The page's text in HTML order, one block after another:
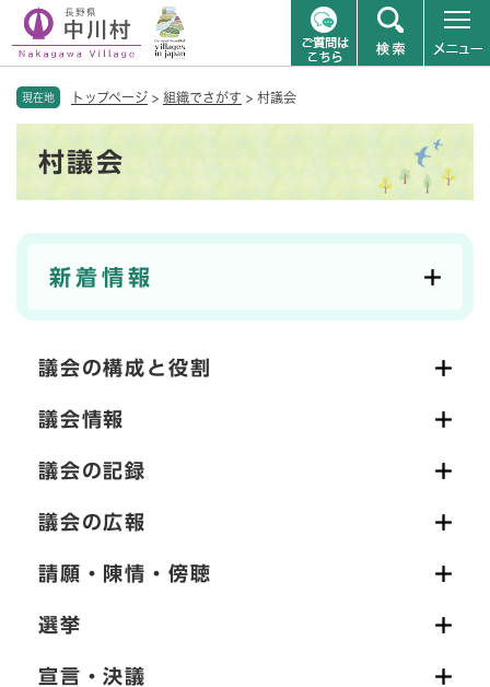
現在地 トップページ > 組織でさがす > 村議会
村議会
新着情報
議会の構成と役割
議会情報
議会の記録
議会の広報
請願・陳情・傍聴
選挙
宣言・決議